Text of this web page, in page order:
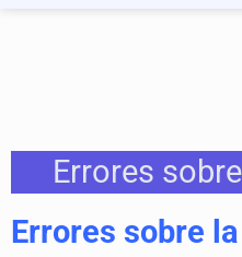
Errores
Errores sobre